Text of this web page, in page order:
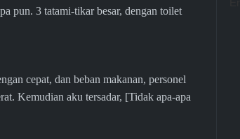
pun. 3 tatami-tikar besar, dengan toilet
cepat, dan beban makanan, personel
Kemudian aku tersadar, [Tidak apa-apa